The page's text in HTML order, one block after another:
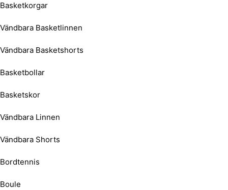
Basketkorgar
Vändbara Basketlinnen
Vändbara Basketshorts
Basketbollar
Basketskor
Vändbara Linnen
Vändbara Shorts
Bordtennis
Boule